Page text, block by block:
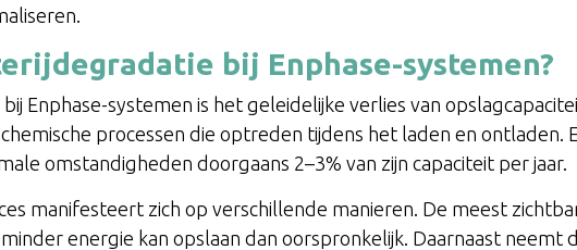
bij Enphase-systemen?
Enphase-systemen is het geleidelijke verlies van
processen die optreden tijdens het laden en ontladen.
omstandigheden doorgaans 2–3% van zijn capaciteit per jaar.
manifesteert zich op verschillende manieren. De meest
energie kan opslaan dan oorspronkelijk. Daarnaast neemt